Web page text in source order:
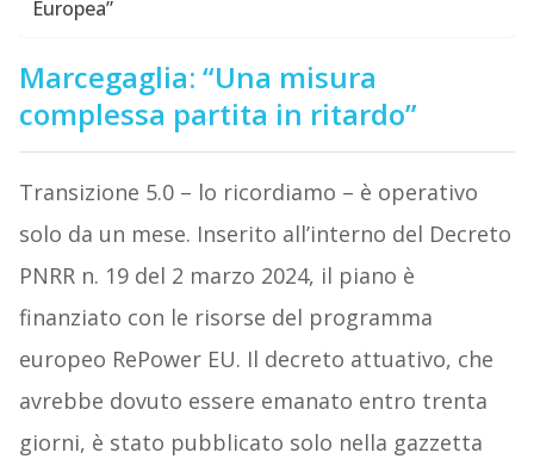
Europea”
Marcegaglia: “Una misura
complessa partita in ritardo”
Transizione 5.0 – lo ricordiamo – è operativo
solo da un mese. Inserito all’interno del Decreto
PNRR n. 19 del 2 marzo 2024, il piano è
finanziato con le risorse del programma
europeo RePower EU. Il decreto attuativo, che
avrebbe dovuto essere emanato entro trenta
giorni, è stato pubblicato solo nella gazzetta